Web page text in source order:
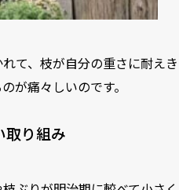
て、枝が自分の重さに耐えき
が痛々しいのです。
取り組み